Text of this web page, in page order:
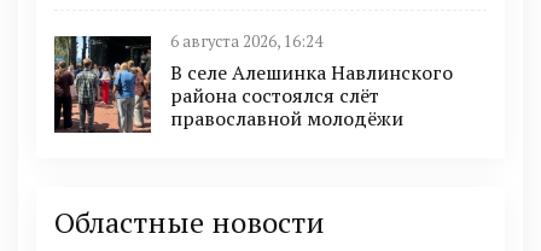
6 августа 2026, 16:24
В селе Алешинка Навлинского
района состоялся слёт
православной молодёжи
Областные новости